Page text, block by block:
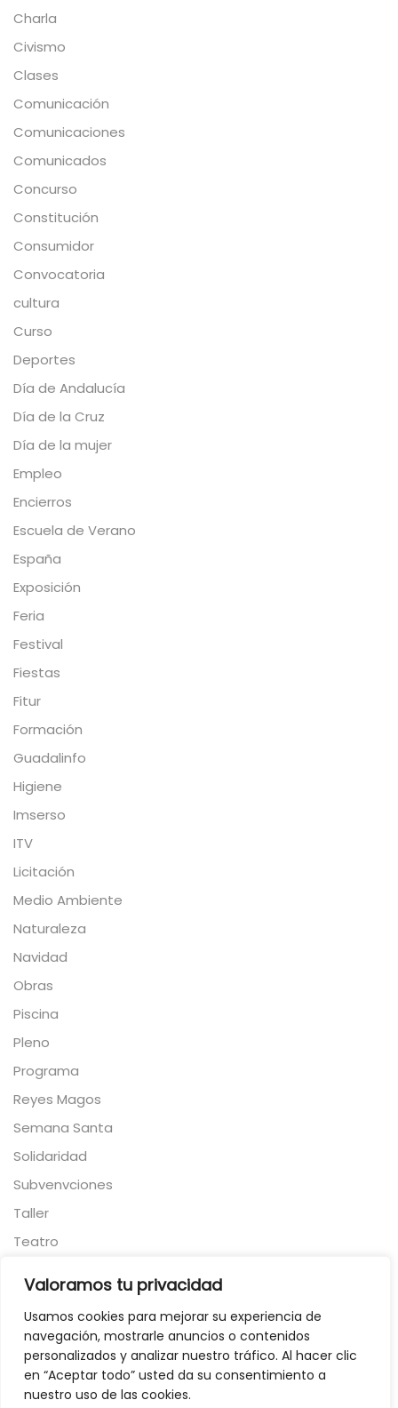
Valoramos tu privacidad
Usamos cookies para mejorar su experiencia de
navegación, mostrarle anuncios o contenidos
personalizados y analizar nuestro tráfico. Al hacer clic
en “Aceptar todo” usted da su consentimiento a
nuestro uso de las cookies.
Charla
Civismo
Clases
Comunicación
Comunicaciones
Comunicados
Concurso
Constitución
Consumidor
Convocatoria
cultura
Curso
Deportes
Día de Andalucía
Día de la Cruz
Día de la mujer
Empleo
Encierros
Escuela de Verano
España
Exposición
Feria
Festival
Fiestas
Fitur
Formación
Guadalinfo
Higiene
Imserso
ITV
Licitación
Medio Ambiente
Naturaleza
Navidad
Obras
Piscina
Pleno
Programa
Reyes Magos
Semana Santa
Solidaridad
Subvenvciones
Taller
Teatro
Viajes
Visita
Vivienda